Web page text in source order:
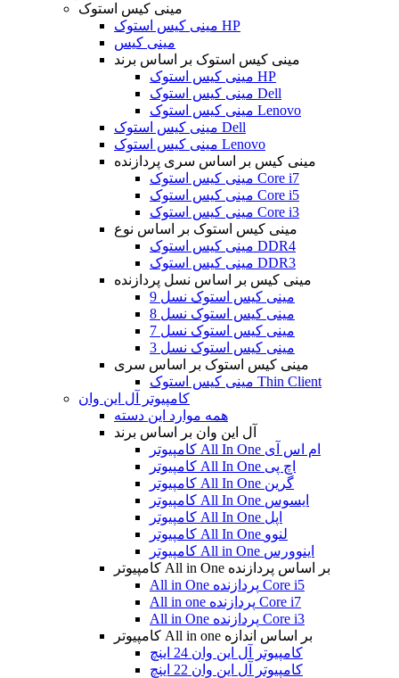
مینی کیس استوک
مینی کیس استوک HP
مینی کیس
مینی کیس استوک بر اساس برند
مینی کیس استوک HP
مینی کیس استوک Dell
مینی کیس استوک Lenovo
مینی کیس استوک Dell
مینی کیس استوک Lenovo
مینی کیس بر اساس سری پردازنده
مینی کیس استوک Core i7
مینی کیس استوک Core i5
مینی کیس استوک Core i3
مینی کیس استوک بر اساس نوع
مینی کیس استوک DDR4
مینی کیس استوک DDR3
مینی کیس بر اساس نسل پردازنده
مینی کیس استوک نسل 9
مینی کیس استوک نسل 8
مینی کیس استوک نسل 7
مینی کیس استوک نسل 3
مینی کیس استوک بر اساس سری
مینی کیس استوک Thin Client
کامپیوتر آل این وان
همه موارد این دسته
آل این وان بر اساس برند
کامپیوتر All In One ام اس آی
کامپیوتر All In One اچ پی
کامپیوتر All In One گرین
کامپیوتر All In One ایسوس
کامپیوتر All In One اپل
کامپیوتر All In One لنوو
کامپیوتر All in One اینوورس
کامپیوتر All in One بر اساس پردازنده
All in One پردازنده Core i5
All in one پردازنده Core i7
All in One پردازنده Core i3
کامپیوتر All in one بر اساس اندازه
کامپیوتر آل این وان 24 اینچ
کامپیوتر آل این وان 22 اینچ